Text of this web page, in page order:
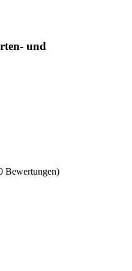
und
Bewertungen)